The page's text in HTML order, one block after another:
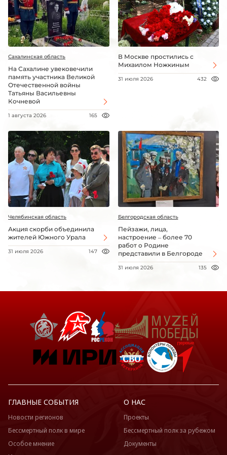
Сахалинская область
На Сахалине увековечили
память участника Великой
Отечественной войны
Татьяны Васильевны
Кочневой
1 августа 2026 165
В Москве простились с
Михаилом Ножкиным
31 июля 2026 432
Челябинская область
Акция скорби объединила
жителей Южного Урала
31 июля 2026 147
Белгородская область
Пейзажи, лица,
настроение – более 70
работ о Родине
представили в Белгороде
31 июля 2026 135
ГЛАВНЫЕ СОБЫТИЯ
Новости регионов
Бессмертный полк в мире
Особое мнение
О НАС
Проекты
Бессмертный полк за рубежом
Документы